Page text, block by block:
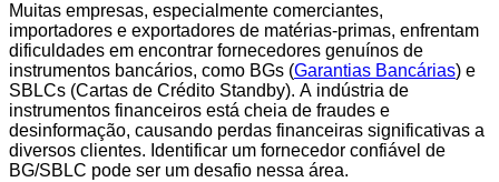
Muitas empresas, especialmente comerciantes,
importadores e exportadores de matérias-primas, enfrentam
dificuldades em encontrar fornecedores genuínos de
instrumentos bancários, como BGs (Garantias Bancárias) e
SBLCs (Cartas de Crédito Standby). A indústria de
instrumentos financeiros está cheia de fraudes e
desinformação, causando perdas financeiras significativas a
diversos clientes. Identificar um fornecedor confiável de
BG/SBLC pode ser um desafio nessa área.